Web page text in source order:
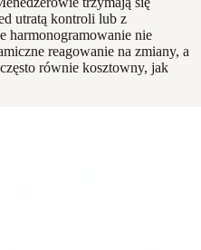
utratą kontroli lub z
harmonogramowanie nie
reagowanie na zmiany, a
równie kosztowny, jak